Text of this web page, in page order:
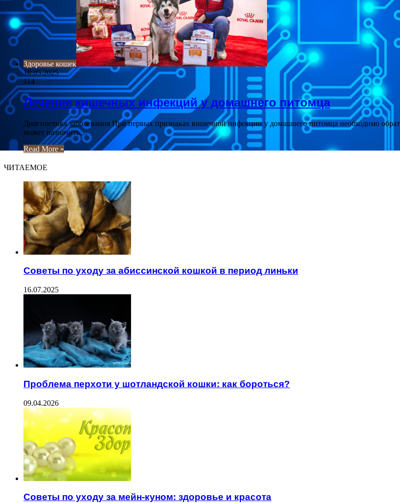
Здоровье кошек
18.05.2025
114
Лечение кишечных инфекций у домашнего питомца
Диагностика заболевания При первых признаках кишечной инфекции у домашнего питомца необходимо
может назначить…
Read More »
ЧИТАЕМОЕ
Советы по уходу за абиссинской кошкой в период линьки
16.07.2025
Проблема перхоти у шотландской кошки: как бороться?
09.04.2026
Советы по уходу за мейн-куном: здоровье и красота